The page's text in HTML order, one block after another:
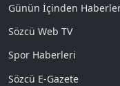
Günün İçinden
Sözcü Web TV
Spor Haberleri
Sözcü E-Gazete